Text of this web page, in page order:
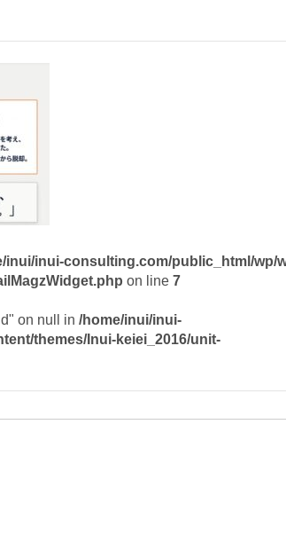
inui/inui-consulting.com/public_html/wp/
on line 7
on null in /home/inui/inui-
themes/Inui-keiei_2016/unit-